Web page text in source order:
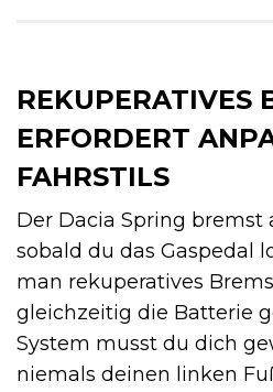
REKUPERATIVES
ERFORDERT
FAHRSTILS
Der Dacia Spring bremst
sobald du das Gaspedal
man rekuperatives
gleichzeitig die Batterie
System musst du dich
niemals deinen linken